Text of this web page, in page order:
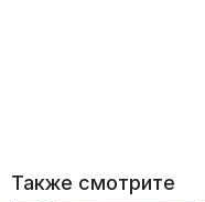
Также смотрите